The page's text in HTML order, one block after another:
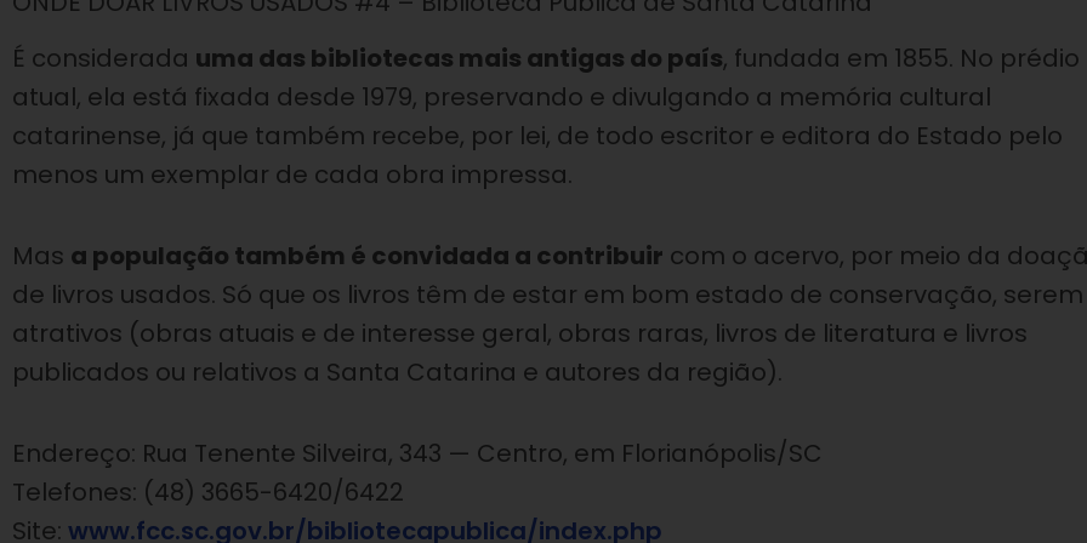
É considerada uma das bibliotecas mais antigas do país, fundada em 1855. No prédio
atual, ela está fixada desde 1979, preservando e divulgando a memória cultural
catarinense, já que também recebe, por lei, de todo escritor e editora do Estado pelo
menos um exemplar de cada obra impressa.
Mas a população também é convidada a contribuir com o acervo, por meio da
de livros usados. Só que os livros têm de estar em bom estado de conservação, serem
atrativos (obras atuais e de interesse geral, obras raras, livros de literatura e livros
publicados ou relativos a Santa Catarina e autores da região).
Endereço: Rua Tenente Silveira, 343 — Centro, em Florianópolis/SC
Telefones: (48) 3665-6420/6422
Site: www.fcc.sc.gov.br/bibliotecapublica/index.php